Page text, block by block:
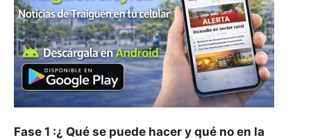
Fase 1 :¿ Qué se puede hacer y qué no en la